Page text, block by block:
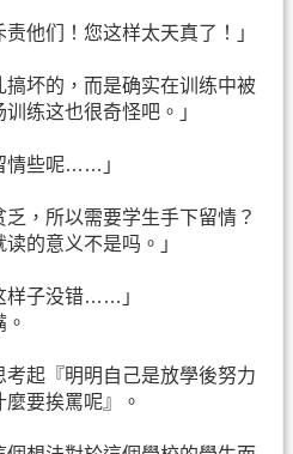
他们！您这样太天真了！」
坏的，而是确实在训练中被
练这也很奇怪吧。」
情些呢……」
乏，所以需要学生手下留情？
的意义不是吗。」
样子没错……」
起『明明自己是放學後努力
要挨罵呢』。